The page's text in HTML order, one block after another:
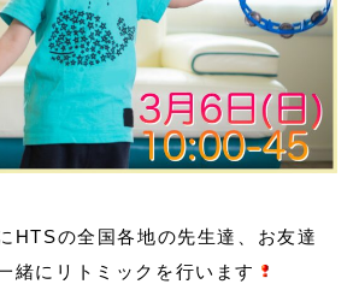
HTSの全国各地の先生達、お友達
緒にリトミックを行います